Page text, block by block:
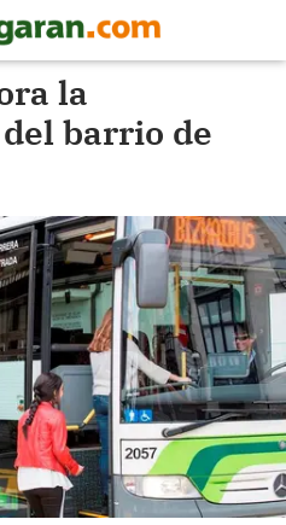
la
barrio de